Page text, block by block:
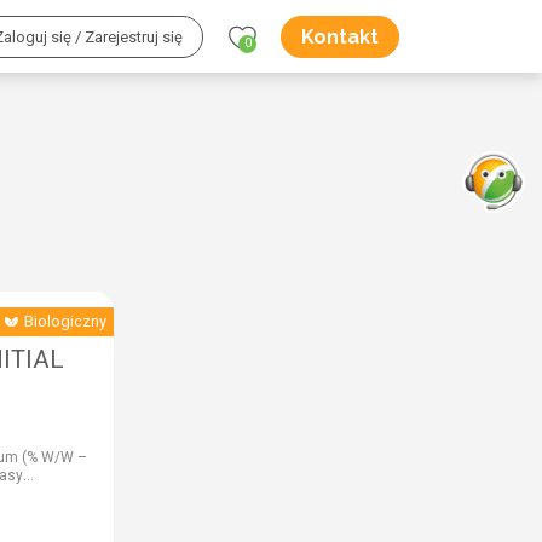
się / Zarejestruj się 0 Kontakt
Biologiczny
(% W/W –